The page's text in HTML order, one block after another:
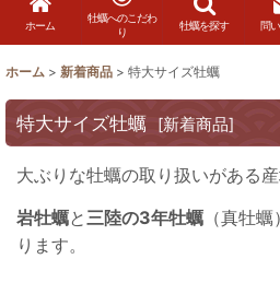
ホーム
牡蠣へのこだわ
り
牡蠣を探す 問
ホーム > 新着商品 > 特大サイズ牡蠣
特大サイズ牡蠣 [新着商品]
大ぶりな牡蠣の取り扱いがある産
岩牡蠣と三陸の3年牡蠣 （真牡
ります。